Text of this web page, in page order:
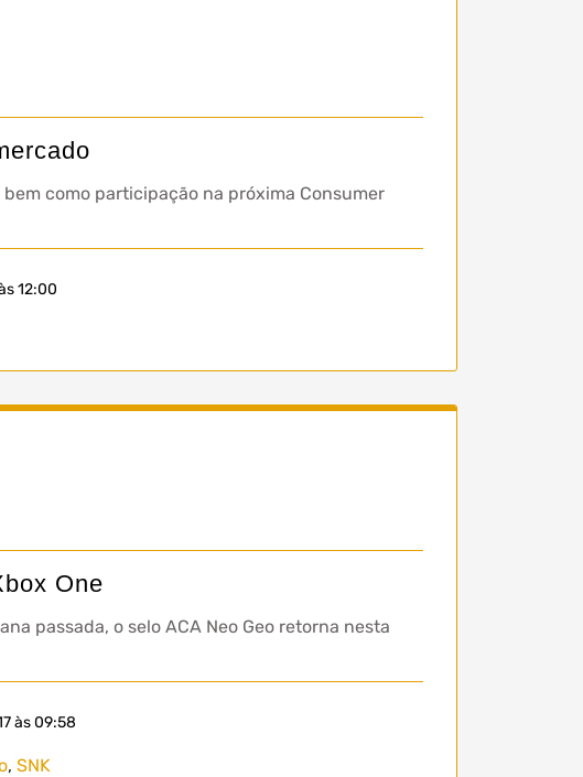
como participação na próxima Consumer
12:00
One
passada, o selo ACA Neo Geo retorna nesta
às 09:58
, SNK